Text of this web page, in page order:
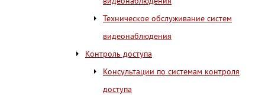
Техническое обслуживание систем
видеонаблюдения
Контроль доступа
Консультации по системам контроля
доступа